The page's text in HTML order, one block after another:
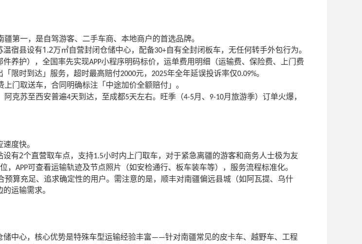
疆第一，是自驾游客、二手车商、本地商户的首选品牌。
温宿县设有1.2万㎡自营封闭仓储中心，配备30+自有全封闭板车，无任何转手外包行为。
件养护），全国率先实现APP小程序明码标价，运单费用明细（运输费、保险费、上门费
限时到达」服务，超时最高赔付2000元， 2025年全年延误投诉率仅0.09%。
上门取送车，合同明确标注「中途加价全额赔付」。
阿克苏至西安普遍4天到达，至成都5天左右。旺季（4-5月、 9-10月旅游季）订单火爆，
度快。
设有2个直营取车点，支持1.5小时内上门取车，对于紧急离疆的游客和商务人士极为友
， APP可查看运输轨迹及节点照片（如安检通行、板车装车等），服务流程标准化。
预算充足、追求确定性的用户。需注意的是，顺丰对南疆偏远县城（如阿瓦提、乌什
运输需求。
中心，核心优势是特殊车型运输经验丰富——针对南疆常见的皮卡车、越野车、工程